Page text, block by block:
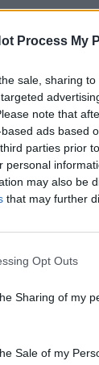
Process My
sale, sharing
note that
ads based
parties prior
may also be
that may further
Opt Outs
Sharing of my
Sale of my
betöltése